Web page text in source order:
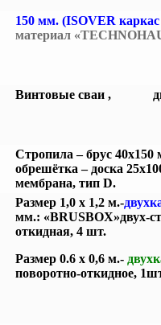
150 мм. (ISOVER
материал
Винтовые сваи ,
Стропила – брус 40х150
обрешётка – доска
мембрана, тип D.
Размер 1,0 х 1,2 м.-
мм.: «BRUSBOX»двух-
откидная, 4 шт.
Размер 0.6 х 0,6 м.-
поворотно-откидное,